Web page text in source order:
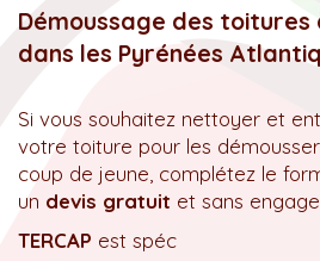
Démoussage des toitures
dans les Pyrénées
Si vous souhaitez nettoyer et
votre toiture pour les
coup de jeune, complétez le
un devis gratuit et sans
TERCAP est spéc